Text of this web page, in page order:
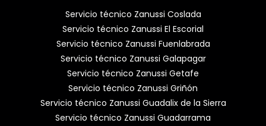
Servicio técnico Zanussi Coslada
Servicio técnico Zanussi El Escorial
Servicio técnico Zanussi Fuenlabrada
Servicio técnico Zanussi Galapagar
Servicio técnico Zanussi Getafe
Servicio técnico Zanussi Griñón
Servicio técnico Zanussi Guadalix de la Sierra
Servicio técnico Zanussi Guadarrama